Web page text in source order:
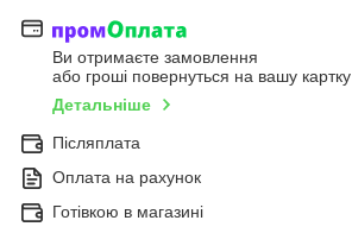
Ви отримаєте замовлення
або гроші повернуться на вашу картку
Детальніше
Післяплата
Оплата на рахунок
Готівкою в магазині